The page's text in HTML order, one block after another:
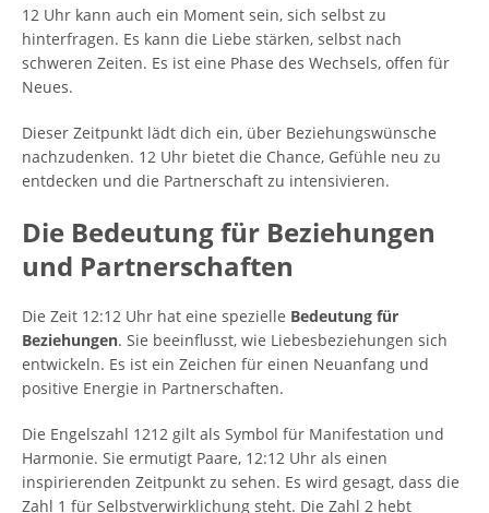
12 Uhr kann auch ein Moment sein, sich selbst zu
hinterfragen. Es kann die Liebe stärken, selbst nach
schweren Zeiten. Es ist eine Phase des Wechsels, offen für
Neues.
Dieser Zeitpunkt lädt dich ein, über Beziehungswünsche
nachzudenken. 12 Uhr bietet die Chance, Gefühle neu zu
entdecken und die Partnerschaft zu intensivieren.
Die Bedeutung für Beziehungen
und Partnerschaften
Die Zeit 12:12 Uhr hat eine spezielle Bedeutung für
Beziehungen. Sie beeinflusst, wie Liebesbeziehungen sich
entwickeln. Es ist ein Zeichen für einen Neuanfang und
positive Energie in Partnerschaften.
Die Engelszahl 1212 gilt als Symbol für Manifestation und
Harmonie. Sie ermutigt Paare, 12:12 Uhr als einen
inspirierenden Zeitpunkt zu sehen. Es wird gesagt, dass die
Zahl 1 für Selbstverwirklichung steht. Die Zahl 2 hebt